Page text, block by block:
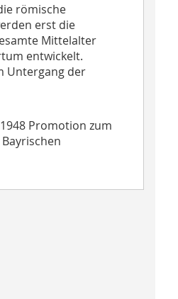
römische
erst die
Mittelalter
entwickelt.
Untergang der
Promotion zum